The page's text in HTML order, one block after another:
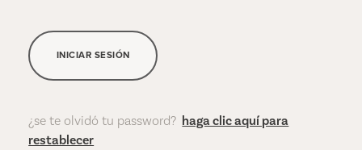
INICIAR SESIÓN
¿se te olvidó tu password? haga clic aquí para
restablecer